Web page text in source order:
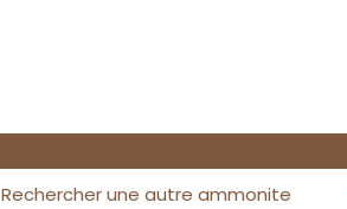
Rechercher une autre ammonite